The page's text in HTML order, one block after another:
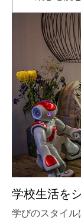
学校生活を
学びのスタイ